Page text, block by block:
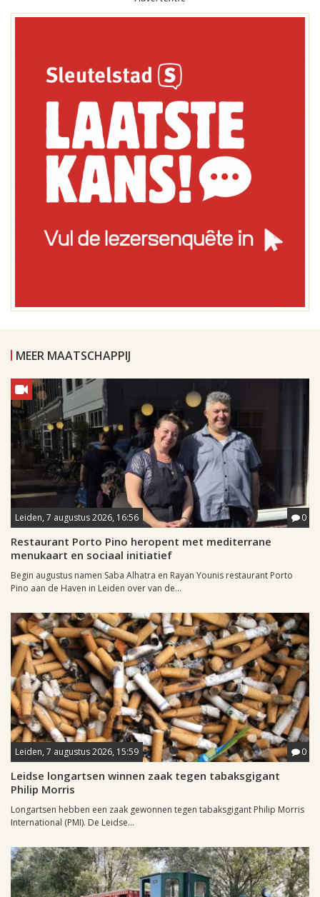
MEER MAATSCHAPPIJ
Leiden, 7 augustus 2026, 16:56 0
Restaurant Porto Pino heropent met mediterrane
menukaart en sociaal initiatief
Begin augustus namen Saba Alhatra en Rayan Younis restaurant Porto
Pino aan de Haven in Leiden over van de...
Leiden, 7 augustus 2026, 15:59 0
Leidse longartsen winnen zaak tegen tabaksgigant
Philip Morris
Longartsen hebben een zaak gewonnen tegen tabaksgigant Philip Morris
International (PMI). De Leidse...